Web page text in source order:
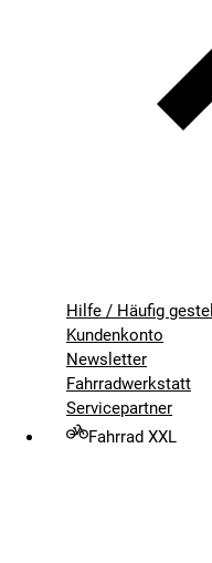
Hilfe / Häufig
Kundenkonto
Newsletter
Fahrradwerkstatt
Servicepartner
Fahrrad XXL